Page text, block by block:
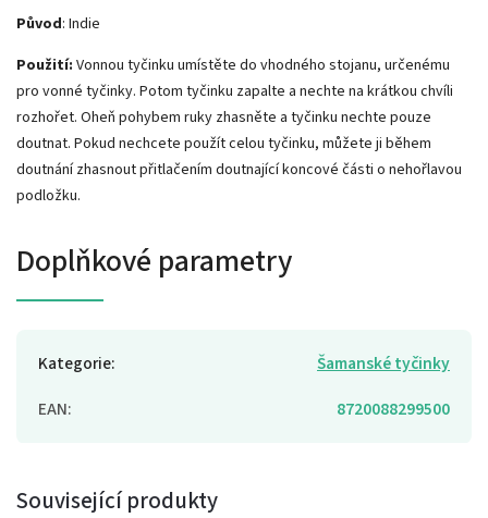
Původ: Indie
Použití: Vonnou tyčinku umístěte do vhodného stojanu, určenému
pro vonné tyčinky. Potom tyčinku zapalte a nechte na krátkou chvíli
rozhořet. Oheň pohybem ruky zhasněte a tyčinku nechte pouze
doutnat. Pokud nechcete použít celou tyčinku, můžete ji během
doutnání zhasnout přitlačením doutnající koncové části o nehořlavou
podložku.
Doplňkové parametry
Kategorie:
Šamanské tyčinky
EAN: 8720088299500
Související produkty